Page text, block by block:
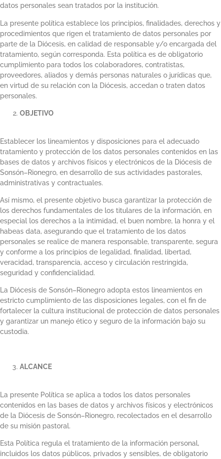
datos personales sean tratados por la institución.
La presente política establece los principios, finalidades, derechos y
procedimientos que rigen el tratamiento de datos personales por
parte de la Diócesis, en calidad de responsable y/o encargada del
tratamiento, según corresponda. Esta política es de obligatorio
cumplimiento para todos los colaboradores, contratistas,
proveedores, aliados y demás personas naturales o jurídicas que,
en virtud de su relación con la Diócesis, accedan o traten datos
personales.
OBJETIVO
Establecer los lineamientos y disposiciones para el adecuado
tratamiento y protección de los datos personales contenidos en las
bases de datos y archivos físicos y electrónicos de la Diócesis de
Sonsón–Rionegro, en desarrollo de sus actividades pastorales,
administrativas y contractuales.
Así mismo, el presente objetivo busca garantizar la protección de
los derechos fundamentales de los titulares de la información, en
especial los derechos a la intimidad, el buen nombre, la honra y el
habeas data, asegurando que el tratamiento de los datos
personales se realice de manera responsable, transparente, segura
y conforme a los principios de legalidad, finalidad, libertad,
veracidad, transparencia, acceso y circulación restringida,
seguridad y confidencialidad.
La Diócesis de Sonsón–Rionegro adopta estos lineamientos en
estricto cumplimiento de las disposiciones legales, con el fin de
fortalecer la cultura institucional de protección de datos personales
y garantizar un manejo ético y seguro de la información bajo su
custodia.
ALCANCE
La presente Política se aplica a todos los datos personales
contenidos en las bases de datos y archivos físicos y electrónicos
de la Diócesis de Sonsón–Rionegro, recolectados en el desarrollo
de su misión pastoral.
Esta Política regula el tratamiento de la información personal,
incluidos los datos públicos, privados y sensibles, de obligatorio